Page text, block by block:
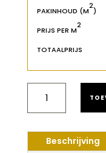
PAKINHOUD (M
2
)
PRIJS PER M
2
TOTAALPRIJS
201
FAVA
DRYBACKBeschrijving